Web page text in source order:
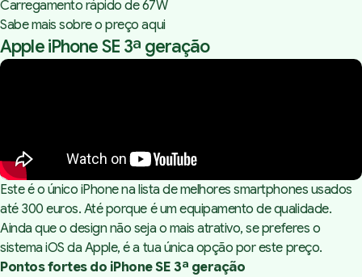
Carregamento rápido de 67W
Sabe mais sobre o preço aqui
Apple iPhone SE 3ª geração
Este é o único iPhone na lista de melhores smartphones usados
até 300 euros. Até porque é um equipamento de qualidade.
Ainda que o design não seja o mais atrativo, se preferes o
sistema iOS da Apple, é a tua única opção por este preço.
Pontos fortes do iPhone SE 3ª geração